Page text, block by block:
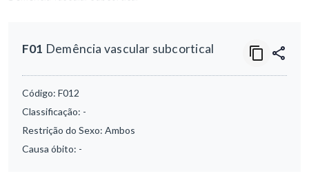
F01 Demência vascular subcortical
Código: F012
Classificação: -
Restrição do Sexo: Ambos
Causa óbito: -